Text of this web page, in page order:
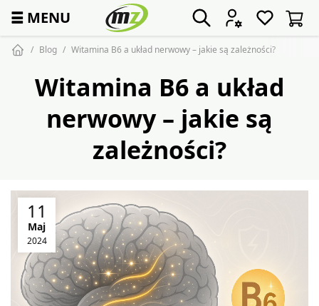
☰ MENU
Blog Witamina B6 a układ nerwowy – jakie są zależności?
Witamina B6 a układ
nerwowy – jakie są
zależności?
11
Maj
2024